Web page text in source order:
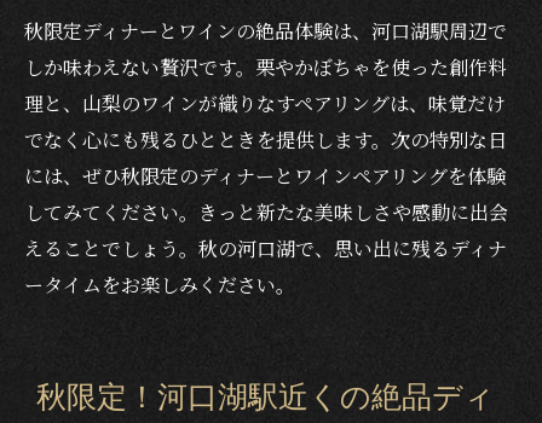
かぼちゃ×ワインのおすすめペアリング体
験
甲州ワインビーフと楽しむ秋のかぼちゃ料
理
個室で味わう秋限定ディナーの特別感
予約必須の人気レストランの特徴と選び方
次は秋限定サーモンディナーとワインの世
を使った絶品ディナー
秋限定ディナーとワインの絶品体験は、河口湖駅周辺で
しか味わえない贅沢です。栗やかぼちゃを使った創作料
理と、山梨のワインが織りなすペアリングは、味覚だけ
でなく心にも残るひとときを提供します。次の特別な日
には、ぜひ秋限定のディナーとワインペアリングを体験
してみてください。きっと新たな美味しさや感動に出会
えることでしょう。秋の河口湖で、思い出に残るディナ
ータイムをお楽しみください。
秋限定！河口湖駅近くの絶品ディ